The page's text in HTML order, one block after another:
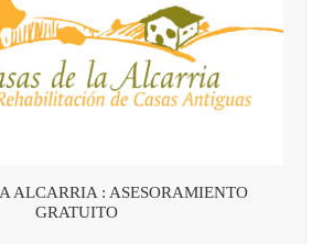
ALCARRIA : ASESORAMIENTO
GRATUITO